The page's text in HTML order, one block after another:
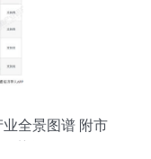
全景图谱 附市